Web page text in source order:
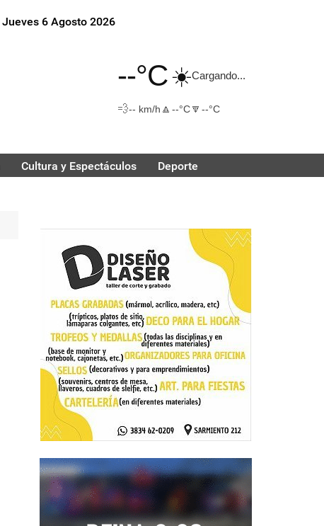
Jueves 6 Agosto 2026
--°C☀️Cargando...
💨-- km/h 🔼 --°C🔽 --°C
Cultura y Espectáculos Deporte